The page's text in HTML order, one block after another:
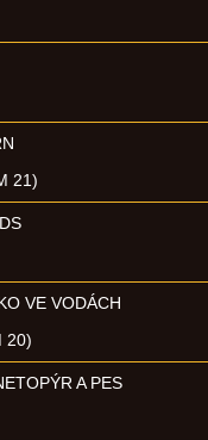
21)
VE VODÁCH
20)
A PES